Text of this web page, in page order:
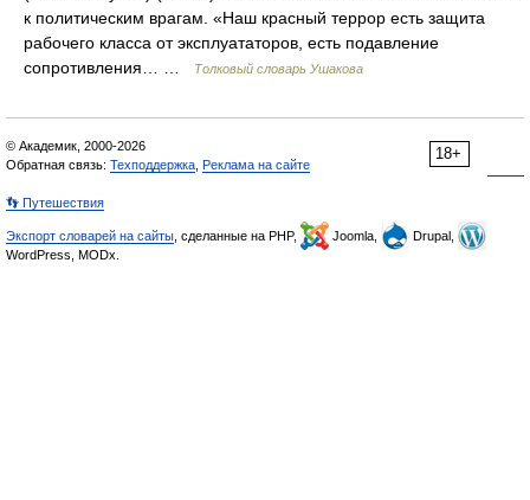
к политическим врагам. «Наш красный террор есть защита
рабочего класса от эксплуататоров, есть подавление
сопротивления… …
Толковый словарь Ушакова
18+
© Академик, 2000-2026
Обратная связь: Техподдержка Реклама на сайте
👣 Путешествия
Экспорт словарей на сайты , сделанные на PHP, Joomla,
Drupal,
WordPress, MODx.